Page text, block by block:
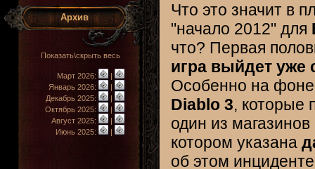
Архив
Показать\скрыть весь
Март 2026:
|
Январь 2026:
|
Декабрь 2025:
|
Октябрь 2025:
|
Август 2025:
|
Июнь 2025:
|
Что это значит в
"начало 2012" для
что? Первая
игра выйдет уже
Особенно на
Diablo 3, которые
один из магазинов
котором указана
об этом